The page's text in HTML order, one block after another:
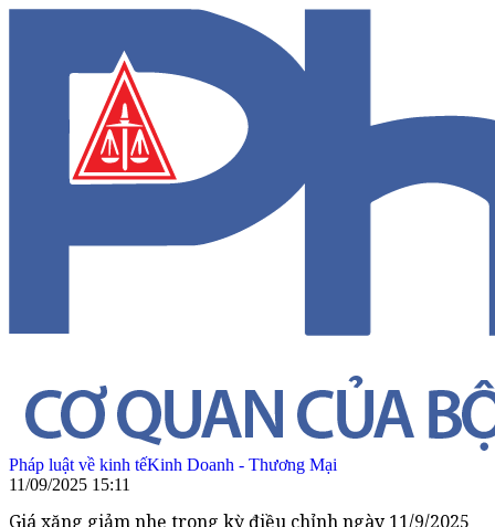
Pháp luật về kinh tếKinh Doanh - Thương Mại
11/09/2025 15:11
Giá xăng giảm nhẹ trong kỳ điều chỉnh ngày 11/9/2025